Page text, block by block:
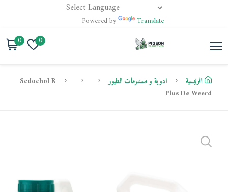
Powered by
Translate
0
0
الرئيسية ادوية و مستلزمات الطيور
Sedochol R
Plus De Weerd